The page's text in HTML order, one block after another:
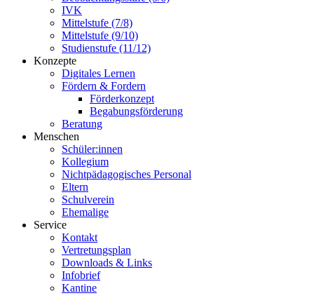
IVK
Mittelstufe (7/8)
Mittelstufe (9/10)
Studienstufe (11/12)
Konzepte
Digitales Lernen
Fördern & Fordern
Förderkonzept
Begabungsförderung
Beratung
Menschen
Schüler:innen
Kollegium
Nichtpädagogisches Personal
Eltern
Schulverein
Ehemalige
Service
Kontakt
Vertretungsplan
Downloads & Links
Infobrief
Kantine